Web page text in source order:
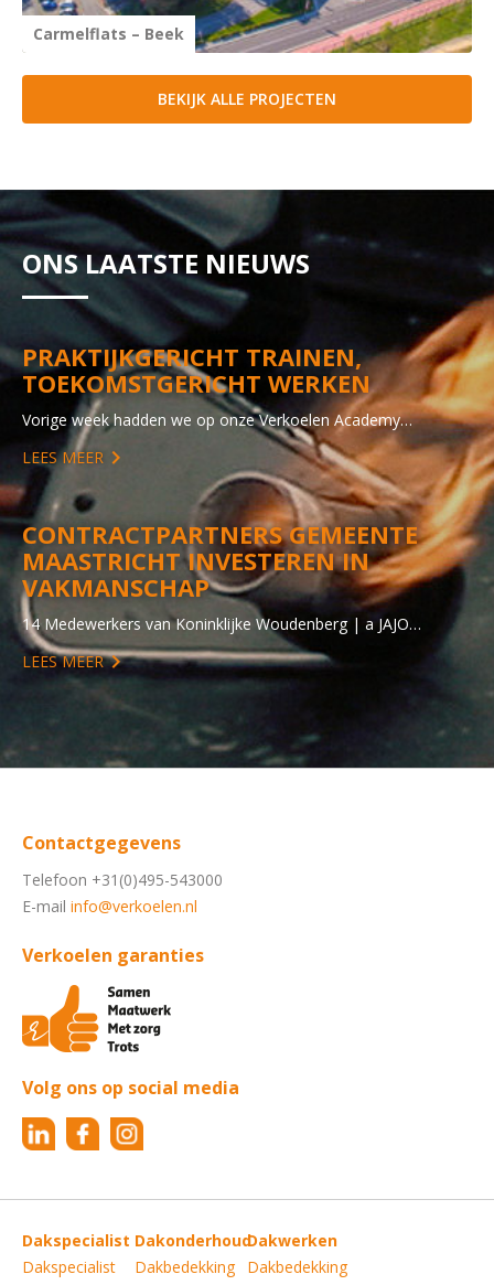
Carmelflats – Beek
BEKIJK ALLE PROJECTEN
ONS LAATSTE NIEUWS
PRAKTIJKGERICHT TRAINEN,
TOEKOMSTGERICHT WERKEN
Vorige week hadden we op onze Verkoelen Academy…
LEES MEER
CONTRACTPARTNERS GEMEENTE
MAASTRICHT INVESTEREN IN
VAKMANSCHAP
14 Medewerkers van Koninklijke Woudenberg | a JAJO…
LEES MEER
Contactgegevens
Telefoon +31(0)495-543000
E-mail info@verkoelen.nl
Verkoelen garanties
Volg ons op social media
Dakspecialist
Dakspecialist
Dakonderhoud
Dakbedekking
Dakwerken
Dakbedekking